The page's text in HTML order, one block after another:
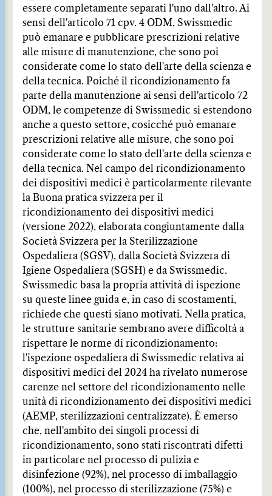
essere completamente separati l'uno dall'altro. Ai
sensi dell'articolo 71 cpv. 4 ODM, Swissmedic
può emanare e pubblicare prescrizioni relative
alle misure di manutenzione, che sono poi
considerate come lo stato dell'arte della scienza e
della tecnica. Poiché il ricondizionamento fa
parte della manutenzione ai sensi dell'articolo 72
ODM, le competenze di Swissmedic si estendono
anche a questo settore, cosicché può emanare
prescrizioni relative alle misure, che sono poi
considerate come lo stato dell'arte della scienza e
della tecnica. Nel campo del ricondizionamento
dei dispositivi medici è particolarmente rilevante
la Buona pratica svizzera per il
ricondizionamento dei dispositivi medici
(versione 2022), elaborata congiuntamente dalla
Società Svizzera per la Sterilizzazione
Ospedaliera (SGSV), dalla Società Svizzera di
Igiene Ospedaliera (SGSH) e da Swissmedic.
Swissmedic basa la propria attività di ispezione
su queste linee guida e, in caso di scostamenti,
richiede che questi siano motivati. Nella pratica,
le strutture sanitarie sembrano avere difficoltà a
rispettare le norme di ricondizionamento:
l'ispezione ospedaliera di Swissmedic relativa ai
dispositivi medici del 2024 ha rivelato numerose
carenze nel settore del ricondizionamento nelle
unità di ricondizionamento dei dispositivi medici
(AEMP, sterilizzazioni centralizzate). È emerso
che, nell'ambito dei singoli processi di
ricondizionamento, sono stati riscontrati difetti
in particolare nel processo di pulizia e
disinfezione (92%), nel processo di imballaggio
(100%), nel processo di sterilizzazione (75%) e